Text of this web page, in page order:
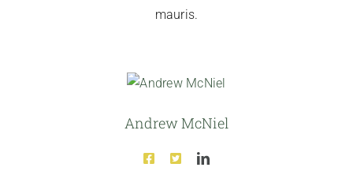
mauris.
Andrew McNiel